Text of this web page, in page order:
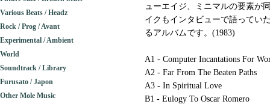
ューエイジ、ミニマルの要素が
イクもインタビューで語ってい
るアルバムです。(1983)
A1 - Computer Incantations For
A2 - Far From The Beaten Paths
A3 - In Spiritual Love
B1 - Eulogy To Oscar Romero
Various Beats / Headz
Rock / Prog / Avant
Experimental / Ambient
World
Soundtrack / Library
Furusato / Japon
Other Mole Music